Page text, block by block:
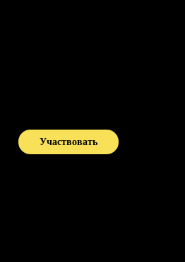
Участвовать